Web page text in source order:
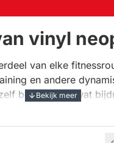
vinyl
van elke
en andere
beschermd, wat